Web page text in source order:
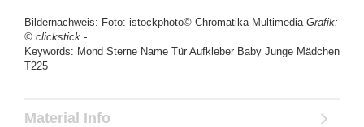
Bildernachweis: Foto: istockphoto© Chromatika Multimedia Grafik:
© clickstick -
Keywords: Mond Sterne Name Tür Aufkleber Baby Junge Mädchen
T225
Material Info